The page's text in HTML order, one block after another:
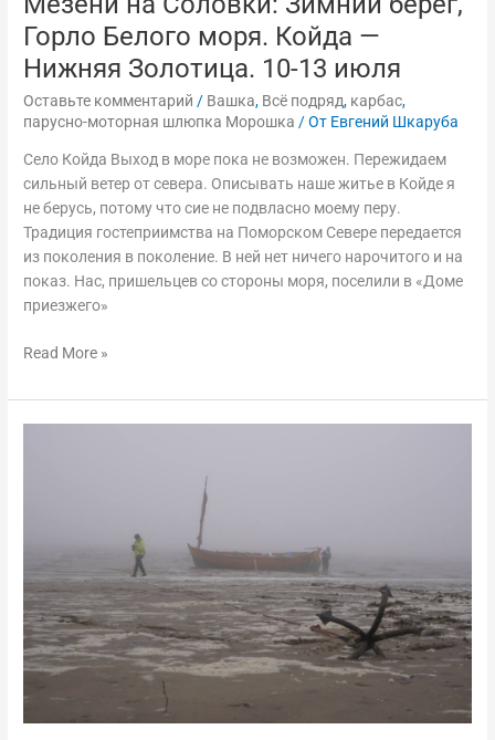
Горло Белого моря. Койда —
Нижняя Золотица. 10-13 июля
Оставьте комментарий / Вашка, Всё подряд, карбас,
парусно-моторная шлюпка Морошка / От Евгений Шкаруба
Село Койда Выход в море пока не возможен. Пережидаем
сильный ветер от севера. Описывать наше житье в Койде я
не берусь, потому что сие не подвласно моему перу.
Традиция гостеприимства на Поморском Севере передается
из поколения в поколение. В ней нет ничего нарочитого и на
показ. Нас, пришельцев со стороны моря, поселили в «Доме
приезжего»
июля
Read More »
Соловки.
Выход
в
море:
Дорогорское
—
Каменка